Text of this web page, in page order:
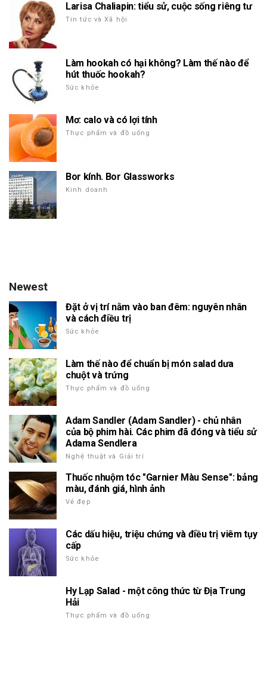
Larisa Chaliapin: tiểu sử, cuộc sống riêng tư
Tin tức và Xã hội
Làm hookah có hại không? Làm thế nào để
hút thuốc hookah?
Sức khỏe
Mơ: calo và có lợi tính
Thực phẩm và đồ uống
Bor kính. Bor Glassworks
Kinh doanh
Newest
Đặt ở vị trí nằm vào ban đêm: nguyên nhân
và cách điều trị
Sức khỏe
Làm thế nào để chuẩn bị món salad dưa
chuột và trứng
Thực phẩm và đồ uống
Adam Sandler (Adam Sandler) - chủ nhân
của bộ phim hài. Các phim đã đóng và tiểu sử
Adama Sendlera
Nghệ thuật và Giải trí
Thuốc nhuộm tóc "Garnier Màu Sense": bảng
màu, đánh giá, hình ảnh
Vẻ đẹp
Các dấu hiệu, triệu chứng và điều trị viêm tụy
cấp
Sức khỏe
Hy Lạp Salad - một công thức từ Địa Trung
Hải
Thực phẩm và đồ uống